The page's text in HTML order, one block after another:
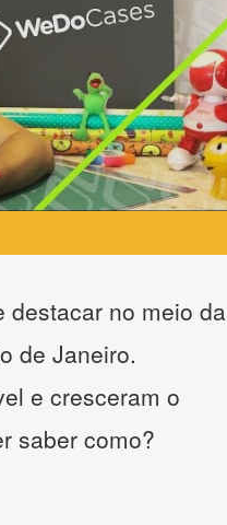
destacar no meio da
de Janeiro.
e cresceram o
saber como?